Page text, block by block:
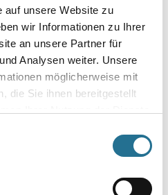
auf unsere Website zu
wir Informationen zu Ihrer
an unsere Partner für
Analysen weiter. Unsere
möglicherweise mit
die Sie ihnen bereitgestellt